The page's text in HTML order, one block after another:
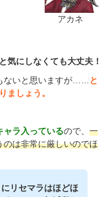
アカネ
気にしなくても大丈夫！
ないと思いますが……
と
ましょう。
ャラ入っているので、 一
は非常に厳しいのでほ
リセマラはほどほ